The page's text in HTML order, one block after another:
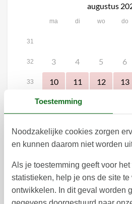
augustus
ma di wo do
31
32 3 4 5 6
33 10 11 12 13
17 18
36
31
ma di wo
36 1 2 3
Toestemming
Noodzakelijke cookies zorgen
en kunnen daarom niet worden
Als je toestemming geeft voor
statistieken, help je ons de site te
ontwikkelen. In dit geval worden